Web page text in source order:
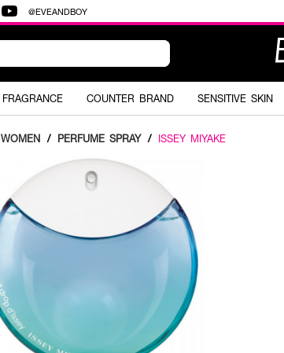
@EVEANDBOY
FRAGRANCE COUNTER BRAND SENSITIVE SKIN
WOMEN / PERFUME SPRAY / ISSEY MIYAKE